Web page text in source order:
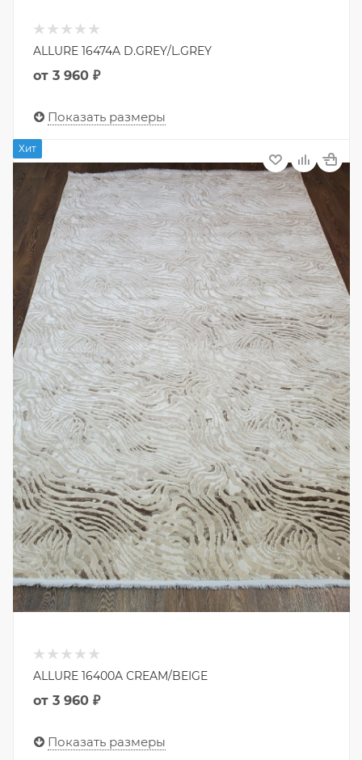
ALLURE 16474A D.GREY/L.GREY
от 3 960 ₽
Показать размеры
Хит
ALLURE 16400A CREAM/BEIGE
от 3 960 ₽
Показать размеры